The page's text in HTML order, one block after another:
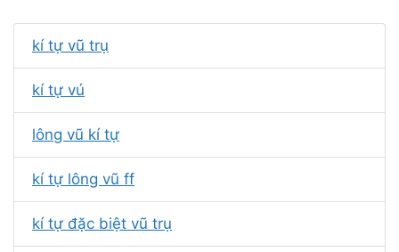
kí tự vũ trụ
kí tự vú
lông vũ kí tự
kí tự lông vũ ff
kí tự đặc biệt vũ trụ